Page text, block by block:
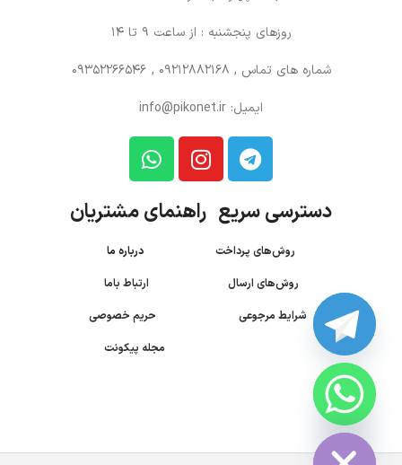
روزهای پنجشنبه : از ساعت 9 تا 14
شماره های تماس , 09212882168 , 09352266546
ایمیل: info@pikonet.ir
دسترسی سریع راهنمای مشتریان
روش‌های پرداخت درباره ما
روش‌های ارسال
ارتباط باما
شرایط مرجوعی
حریم خصوصی
مجله پیکونت
HIDE
CHATY